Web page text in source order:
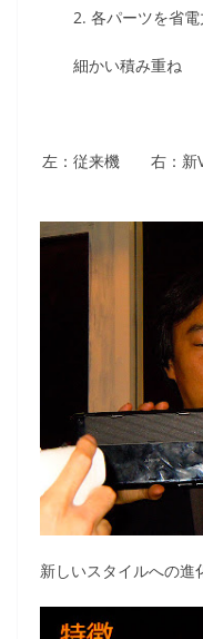
2. 各パーツを省電
細かい積み重ね
左：従来機 右：新
新しいスタイルへの進